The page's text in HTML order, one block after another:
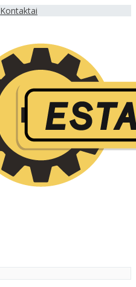
Kontaktai